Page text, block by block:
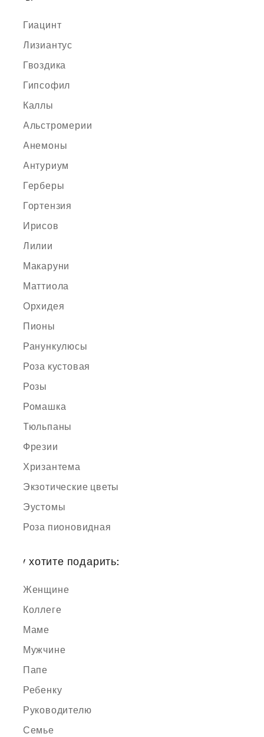
Гиацинт
Лизиантус
Гвоздика
Гипсофил
Каллы
Альстромерии
Анемоны
Антуриум
Герберы
Гортензия
Ирисов
Лилии
Макаруни
Маттиола
Орхидея
Пионы
Ранункулюсы
Роза кустовая
Розы
Ромашка
Тюльпаны
Фрезии
Хризантема
Экзотические цветы
Эустомы
Роза пионовидная
Кому хотите подарить:
Женщине
Коллеге
Маме
Мужчине
Папе
Ребенку
Руководителю
Семье